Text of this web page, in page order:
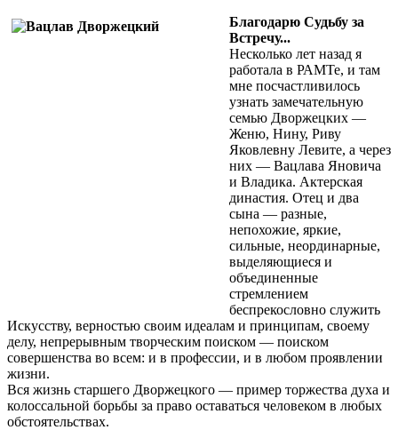
Благодарю Судьбу за
Встречу...
Несколько лет назад я
работала в РАМТе, и там
мне посчастливилось
узнать замечательную
семью Дворжецких —
Женю, Нину, Риву
Яковлевну Левите, а через
них — Вацлава Яновича
и Владика. Актерская
династия. Отец и два
сына — разные,
непохожие, яркие,
сильные, неординарные,
выделяющиеся и
объединенные
стремлением
беспрекословно служить
Искусству, верностью своим идеалам и принципам, своему
делу, непрерывным творческим поиском — поиском
совершенства во всем: и в профессии, и в любом проявлении
жизни.
Вся жизнь старшего Дворжецкого — пример торжества духа и
колоссальной борьбы за право оставаться человеком в любых
обстоятельствах.